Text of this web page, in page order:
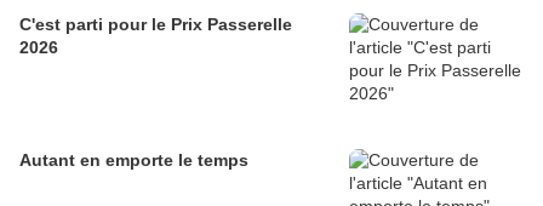
C'est parti pour le Prix Passerelle
2026
Autant en emporte le temps